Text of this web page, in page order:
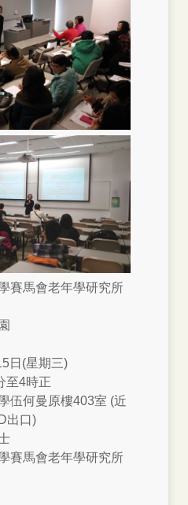
賽馬會老年學研究所
日(星期三)
至4時正
伍何曼原樓403室 (近
出口)
賽馬會老年學研究所